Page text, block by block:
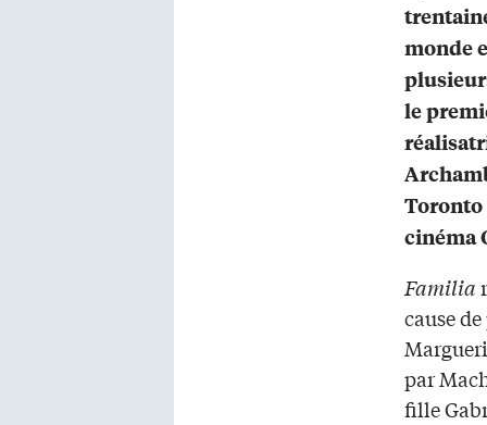
monde
le
Toronto
cinéma
Familia
cause
par
fille